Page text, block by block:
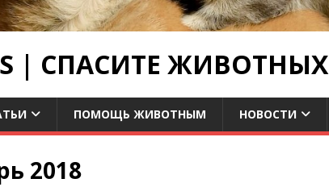
| СПАСИТЕ ЖИВОТНЫХ
ПОМОЩЬ ЖИВОТНЫМ НОВОСТИ
2018